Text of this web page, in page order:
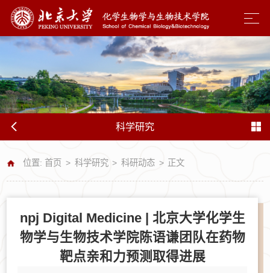
科学研究
位置:首页 > 科学研究 > 科研动态 > 正文
npj Digital Medicine | 北京大学化学生
物学与生物技术学院陈语谦团队在药物
靶点亲和力预测取得进展